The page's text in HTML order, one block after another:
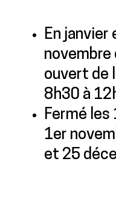
En
novembre
ouvert de
8h30 à
Fermé les
1er
et 25